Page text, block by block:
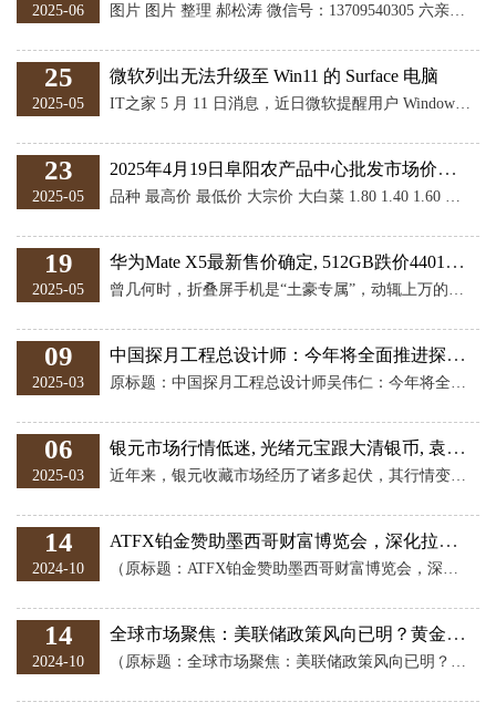
2025-06 图片 图片 整理 郝松涛 微信号：13709540305 六亲：父母、兄弟、官鬼、妻财，子孙。 生我者父母；同我者兄弟；克我者官鬼；我克者妻财；我生者子孙。 六亲的生克关系： 生：父母生兄弟，兄弟生子孙，子孙生妻财，妻财生官鬼，官鬼生父母。 克：官鬼克兄弟，兄弟克妻财，妻财克父母，父母克子孙，子孙克官鬼。 父母爻：生助我者父母。即一切庇护我身之人与物，以卦中父母爻为 用神。 1、父母、伯、叔、姑、姨、父母，与我父母同辈之亲、妻父母、乳母。 2、占老师、师傅、公司老板、股东、仆占主人。 3、占城
25
2025-05
微软列出无法升级至 Win11 的 Surface 电脑
IT之家 5 月 11 日消息，近日微软提醒用户 Windows 10 的支持即将结束，距离这一时间节点已不足六个月。与此同时，一个名为“End of 10”的 Linux 支持项目应运而生，试图引导用户将系统切换至 Linux。 对于许多用户而言，从 Windows 10 迁移至其他系统可能是一个不小的挑战。微软也意识到了这一点，因此悄然延长了 Windows 10 上 Microsoft 365 应用（如 Teams、Outlook、OneDrive、Excel 等）的支持期限，为用户提供
23
2025-05
2025年4月19日阜阳农产品中心批发市场价格行情
品种 最高价 最低价 大宗价 大白菜 1.80 1.40 1.60 油菜 5.00 3.60 4.00 生菜 6.00 4.40 4.80 菠菜 3.60 2.40 2.80 韭菜 3.00 2.40 2.80 胡萝卜 4.00 3.00 3.50 土豆 4.40 2.80 3.00 大葱 3.00 2.60 2.80 生姜 12.00 10.00 11.00 大蒜 12.00 10.00 11.00 芹菜 2.40 2.00 2.20 莴笋 3.60 2.40 2.80 莲藕 5.00 4.
19
2025-05
华为Mate X5最新售价确定, 512GB跌价4401元, 花粉终于等到了
曾几何时，折叠屏手机是“土豪专属”，动辄上万的价格让人望而却步。而如今，华为MateX5的价格“跳水”，让很多消费者也能体验到折叠屏的乐趣，作为折叠屏高端机，华为Mate X5起初定价达到了12999元起，如今它却已经跌价达到了四千元，这不仅是华为为了冲击市场，也是为了能够应对市场的发展，对于我们消费者来说，谁不想用更实惠的价格，拥有一款折叠屏高端机呢？ 华为MateX5的外观设计堪称“折叠屏界的颜值担当”。四曲折叠机身设计，展开时薄如蝉翼，折叠时严丝合缝，素皮版约243g的重量，比许多直板旗
09
2025-03
中国探月工程总设计师：今年将全面推进探月工程四期
原标题：中国探月工程总设计师吴伟仁：今年将全面推进探月工程四期 作为距离地球最近的天体，月球是人类开启“星际时代”的第一站。 今年，中国将全面推进探月工程四期，规划包括嫦娥六号、嫦娥七号和嫦娥八号任务。中国探月工程总设计师吴伟仁介绍，嫦娥六号将从月球背面采集更多样品，争取实现2000克的目标。嫦娥七号准备在月球南极着陆，主要任务是开展飞跃探测，争取能找到水。嫦娥八号准备在2028年前后实施发射，嫦娥七号和嫦娥八号将会组成月球南极科研站的基本型，有月球轨道器、着陆器、月球车、飞跃器以及若干科学探
06
2025-03
银元市场行情低迷, 光绪元宝跟大清银币, 袁大头的后续市场如何
近年来，银元收藏市场经历了诸多起伏，其行情变化不仅反映了经济环境的变化，也体现了收藏者心态与市场的互动。作为银元市场的两大重要板块，光绪元宝与袁大头的市场表现尤为引人注目。本文将从当前市场行情出发，探讨光绪元宝与袁大头的后续市场走向。 当前银元收藏市场行情概述 自2024年以来，银元收藏市场似乎笼罩在一片阴霾之中。作为市场风向标的银元品种，如大头、小头、船洋等，均未能幸免于价格下跌的困境。以PCXF45级别的大头为例，其价格已从年前的1700-2200元区间暴跌至如今的1300-1600元，跌
14
2024-10
ATFX铂金赞助墨西哥财富博览会，深化拉丁美洲市场布局
（原标题：ATFX铂金赞助墨西哥财富博览会，深化拉丁美洲市场布局） ATFX新闻动态：作为一家全球领先的差价合约经纪商，ATFX近期以铂金赞助商和重要参展商的身份参加了在墨西哥城改革希尔顿酒店举办的墨西哥财富博览会。此次博览会汇聚了金融行业的精英与前沿思想者，共同探索交易新趋势，交流金融智慧，ATFX的参与无疑为这一盛会增添了更多活力与深度。 ▲ATFX图 多年来，ATFX一直致力于为全球投资者提供安全、高效、透明的交易环境。此次参加墨西哥财富博览会，是ATFX深化其在拉丁美洲市场布局、加强与
14
2024-10
全球市场聚焦：美联储政策风向已明？黄金、美元、原油市场即将迎来新一轮风暴！
（原标题：全球市场聚焦：美联储政策风向已明？黄金、美元、原油市场即将迎来新一轮风暴！） 汇通财经APP讯——周一(9月30日)市场的焦点主要集中在两个方面：美联储主席鲍威尔即将发表的重要讲话以及中东局势的持续恶化。黄金、外汇和能源市场的波动预示着本周将是一个重要的交易时段，特别是在美国经济数据和地缘政治局势交织影响下，投资者需要时刻警惕短期市场情绪的转变。今天，亚洲股市表现疲软，日经指数暴跌4.6%，带动亚洲其他市场的谨慎情绪。这与日本新首相石破茂对货币政策的模糊态度直接相关。石破茂虽然批评日